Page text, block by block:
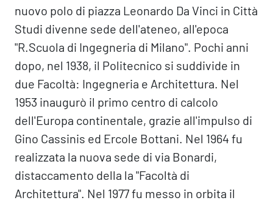
nuovo polo di piazza Leonardo Da Vinci in Città
Studi divenne sede dell'ateneo, all'epoca
"R.Scuola di Ingegneria di Milano". Pochi anni
dopo, nel 1938, il Politecnico si suddivide in
due Facoltà: Ingegneria e Architettura. Nel
1953 inaugurò il primo centro di calcolo
dell'Europa continentale, grazie all'impulso di
Gino Cassinis ed Ercole Bottani. Nel 1964 fu
realizzata la nuova sede di via Bonardi,
distaccamento della la "Facoltà di
Architettura". Nel 1977 fu messo in orbita il